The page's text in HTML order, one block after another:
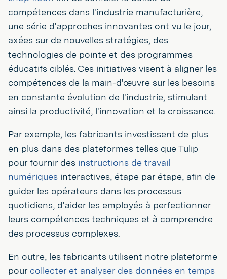
compétences dans l'industrie manufacturière,
une série d'approches innovantes ont vu le jour,
axées sur de nouvelles stratégies, des
technologies de pointe et des programmes
éducatifs ciblés. Ces initiatives visent à aligner les
compétences de la main-d'œuvre sur les besoins
en constante évolution de l'industrie, stimulant
ainsi la productivité, l'innovation et la croissance.
Par exemple, les fabricants investissent de plus
en plus dans des plateformes telles que Tulip
pour fournir des instructions de travail
numériques interactives, étape par étape, afin de
guider les opérateurs dans les processus
quotidiens, d'aider les employés à perfectionner
leurs compétences techniques et à comprendre
des processus complexes.
En outre, les fabricants utilisent notre plateforme
pour collecter et analyser des données en temps